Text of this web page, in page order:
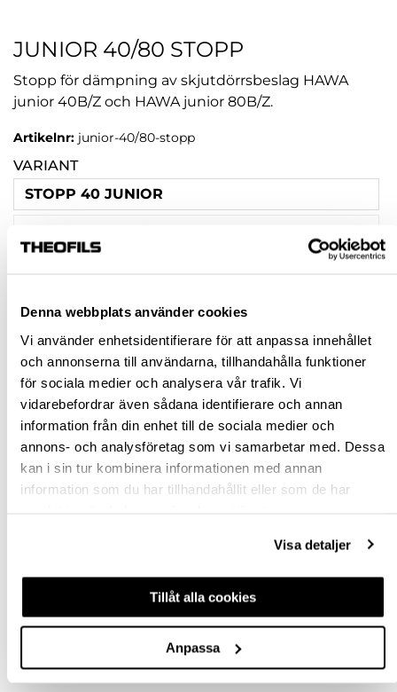
Denna webbplats använder cookies
Vi använder enhetsidentifierare för att anpassa innehållet
och annonserna till användarna, tillhandahålla funktioner
för sociala medier och analysera vår trafik. Vi
vidarebefordrar även sådana identifierare och annan
information från din enhet till de sociala medier och
annons- och analysföretag som vi samarbetar med. Dessa
kan i sin tur kombinera informationen med annan
information som du har tillhandahållit eller som de har
Visa detaljer
Tillåt alla cookies
Anpassa
JUNIOR 40/80 STOPP
Stopp för dämpning av skjutdörrsbeslag HAWA
junior 40B/Z och HAWA junior 80B/Z.
Artikelnr: junior-40/80-stopp
VARIANT
STOPP 40 JUNIOR
st
VÄLJ VARIANT
Snabba leveranser
Hämta i butik
Ledande leverantör i Sverige
FRÅGA OM PRODUKT
RECENSIONER